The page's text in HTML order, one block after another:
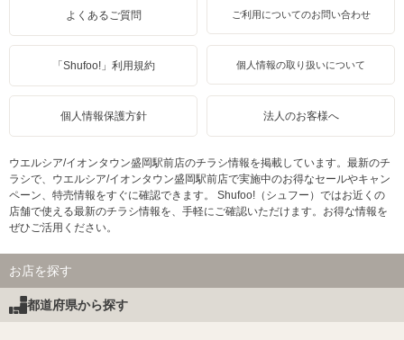
よくあるご質問 ご利用についてのお問い合わせ
「Shufoo!」利用規約 個人情報の取り扱いについて
個人情報保護方針 法人のお客様へ
ウエルシア/イオンタウン盛岡駅前店のチラシ情報を掲載しています。最新のチ
ラシで、ウエルシア/イオンタウン盛岡駅前店で実施中のお得なセールやキャン
ペーン、特売情報をすぐに確認できます。 Shufoo!（シュフー）ではお近くの
店舗で使える最新のチラシ情報を、手軽にご確認いただけます。お得な情報を
ぜひご活用ください。
お店を探す
都道府県から探す